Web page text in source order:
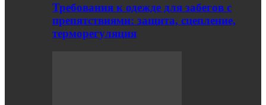
Требования к одежде для забегов с
препятствиями: защита, сцепление,
терморегуляция